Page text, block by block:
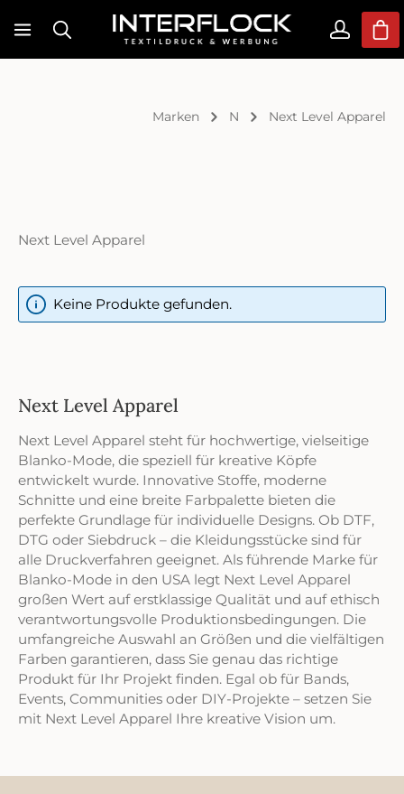
Zum Hauptinhalt springen
Marken N Next Level Apparel
Next Level Apparel
Keine Produkte gefunden.
Next Level Apparel
Next Level Apparel steht für hochwertige, vielseitige
Blanko-Mode, die speziell für kreative Köpfe
entwickelt wurde. Innovative Stoffe, moderne
Schnitte und eine breite Farbpalette bieten die
perfekte Grundlage für individuelle Designs. Ob DTF,
DTG oder Siebdruck – die Kleidungsstücke sind für
alle Druckverfahren geeignet. Als führende Marke für
Blanko-Mode in den USA legt Next Level Apparel
großen Wert auf erstklassige Qualität und auf ethisch
verantwortungsvolle Produktionsbedingungen. Die
umfangreiche Auswahl an Größen und die vielfältigen
Farben garantieren, dass Sie genau das richtige
Produkt für Ihr Projekt finden. Egal ob für Bands,
Events, Communities oder DIY-Projekte – setzen Sie
mit Next Level Apparel Ihre kreative Vision um.